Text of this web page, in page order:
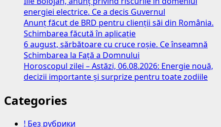
energiei electrice. Ce a decis Guvernul
Anunț făcut de BRD pentru clienții săi din România.
Schimbarea făcută în aplicație
6 august, sărbătoare cu cruce roșie. Ce înseamnă
Schimbarea la Față a Domnului
Horoscopul zilei – Astăzi, 06.08.2026: Energie nouă,
decizii importante și surprize pentru toate zodiile
Categories
! Без рубрики